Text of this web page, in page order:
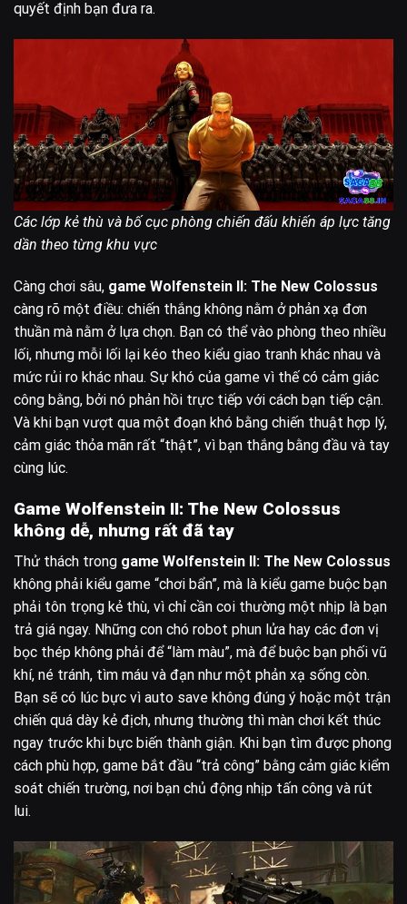
quyết định bạn đưa ra.
Các lớp kẻ thù và bố cục phòng chiến đấu khiến áp lực tăng
dần theo từng khu vực
Càng chơi sâu, game Wolfenstein II: The New Colossus
càng rõ một điều: chiến thắng không nằm ở phản xạ đơn
thuần mà nằm ở lựa chọn. Bạn có thể vào phòng theo nhiều
lối, nhưng mỗi lối lại kéo theo kiểu giao tranh khác nhau và
mức rủi ro khác nhau. Sự khó của game vì thế có cảm giác
công bằng, bởi nó phản hồi trực tiếp với cách bạn tiếp cận.
Và khi bạn vượt qua một đoạn khó bằng chiến thuật hợp lý,
cảm giác thỏa mãn rất “thật”, vì bạn thắng bằng đầu và tay
cùng lúc.
Game Wolfenstein II: The New Colossus
không dễ, nhưng rất đã tay
Thử thách trong game Wolfenstein II: The New Colossus
không phải kiểu game “chơi bẩn”, mà là kiểu game buộc bạn
phải tôn trọng kẻ thù, vì chỉ cần coi thường một nhịp là bạn
trả giá ngay. Những con chó robot phun lửa hay các đơn vị
bọc thép không phải để “làm màu”, mà để buộc bạn phối vũ
khí, né tránh, tìm máu và đạn như một phản xạ sống còn.
Bạn sẽ có lúc bực vì auto save không đúng ý hoặc một trận
chiến quá dày kẻ địch, nhưng thường thì màn chơi kết thúc
ngay trước khi bực biến thành giận. Khi bạn tìm được phong
cách phù hợp, game bắt đầu “trả công” bằng cảm giác kiểm
soát chiến trường, nơi bạn chủ động nhịp tấn công và rút
lui.